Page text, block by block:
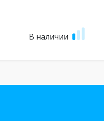
В наличии